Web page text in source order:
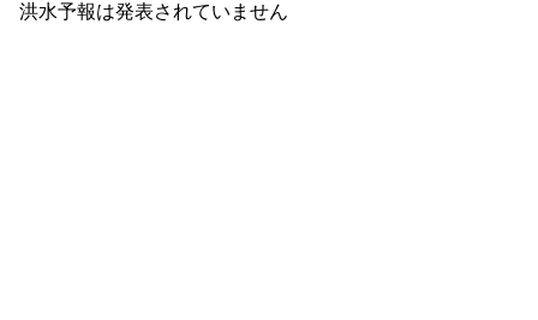
洪水予報は発表されていません